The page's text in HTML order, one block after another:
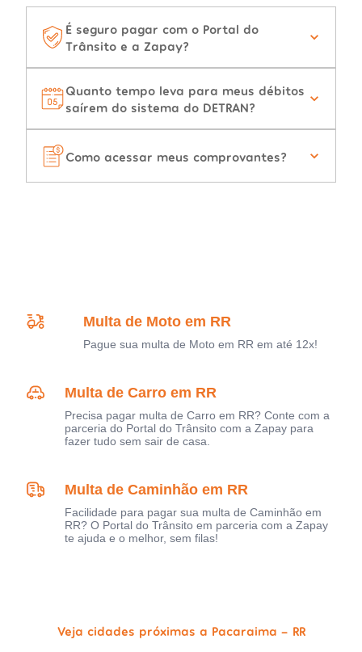
É seguro pagar com o Portal do
Trânsito e a Zapay?
Quanto tempo leva para meus débitos
saírem do sistema do DETRAN?
Como acessar meus comprovantes?
Multa de Moto em RR
Pague sua multa de Moto em RR em até 12x!
Multa de Carro em RR
Precisa pagar multa de Carro em RR? Conte com a
parceria do Portal do Trânsito com a Zapay para
fazer tudo sem sair de casa.
Multa de Caminhão em RR
Facilidade para pagar sua multa de Caminhão em
RR? O Portal do Trânsito em parceria com a Zapay
te ajuda e o melhor, sem filas!
Veja cidades próximas a Pacaraima - RR